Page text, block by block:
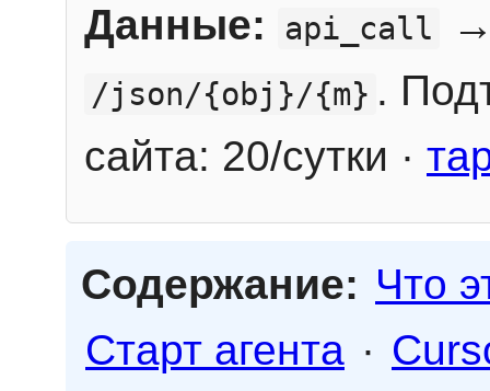
Данные: api_call
/json/{obj}/{m} .
сайта: 20/сутки ·
Содержание: Что
Старт агента ·